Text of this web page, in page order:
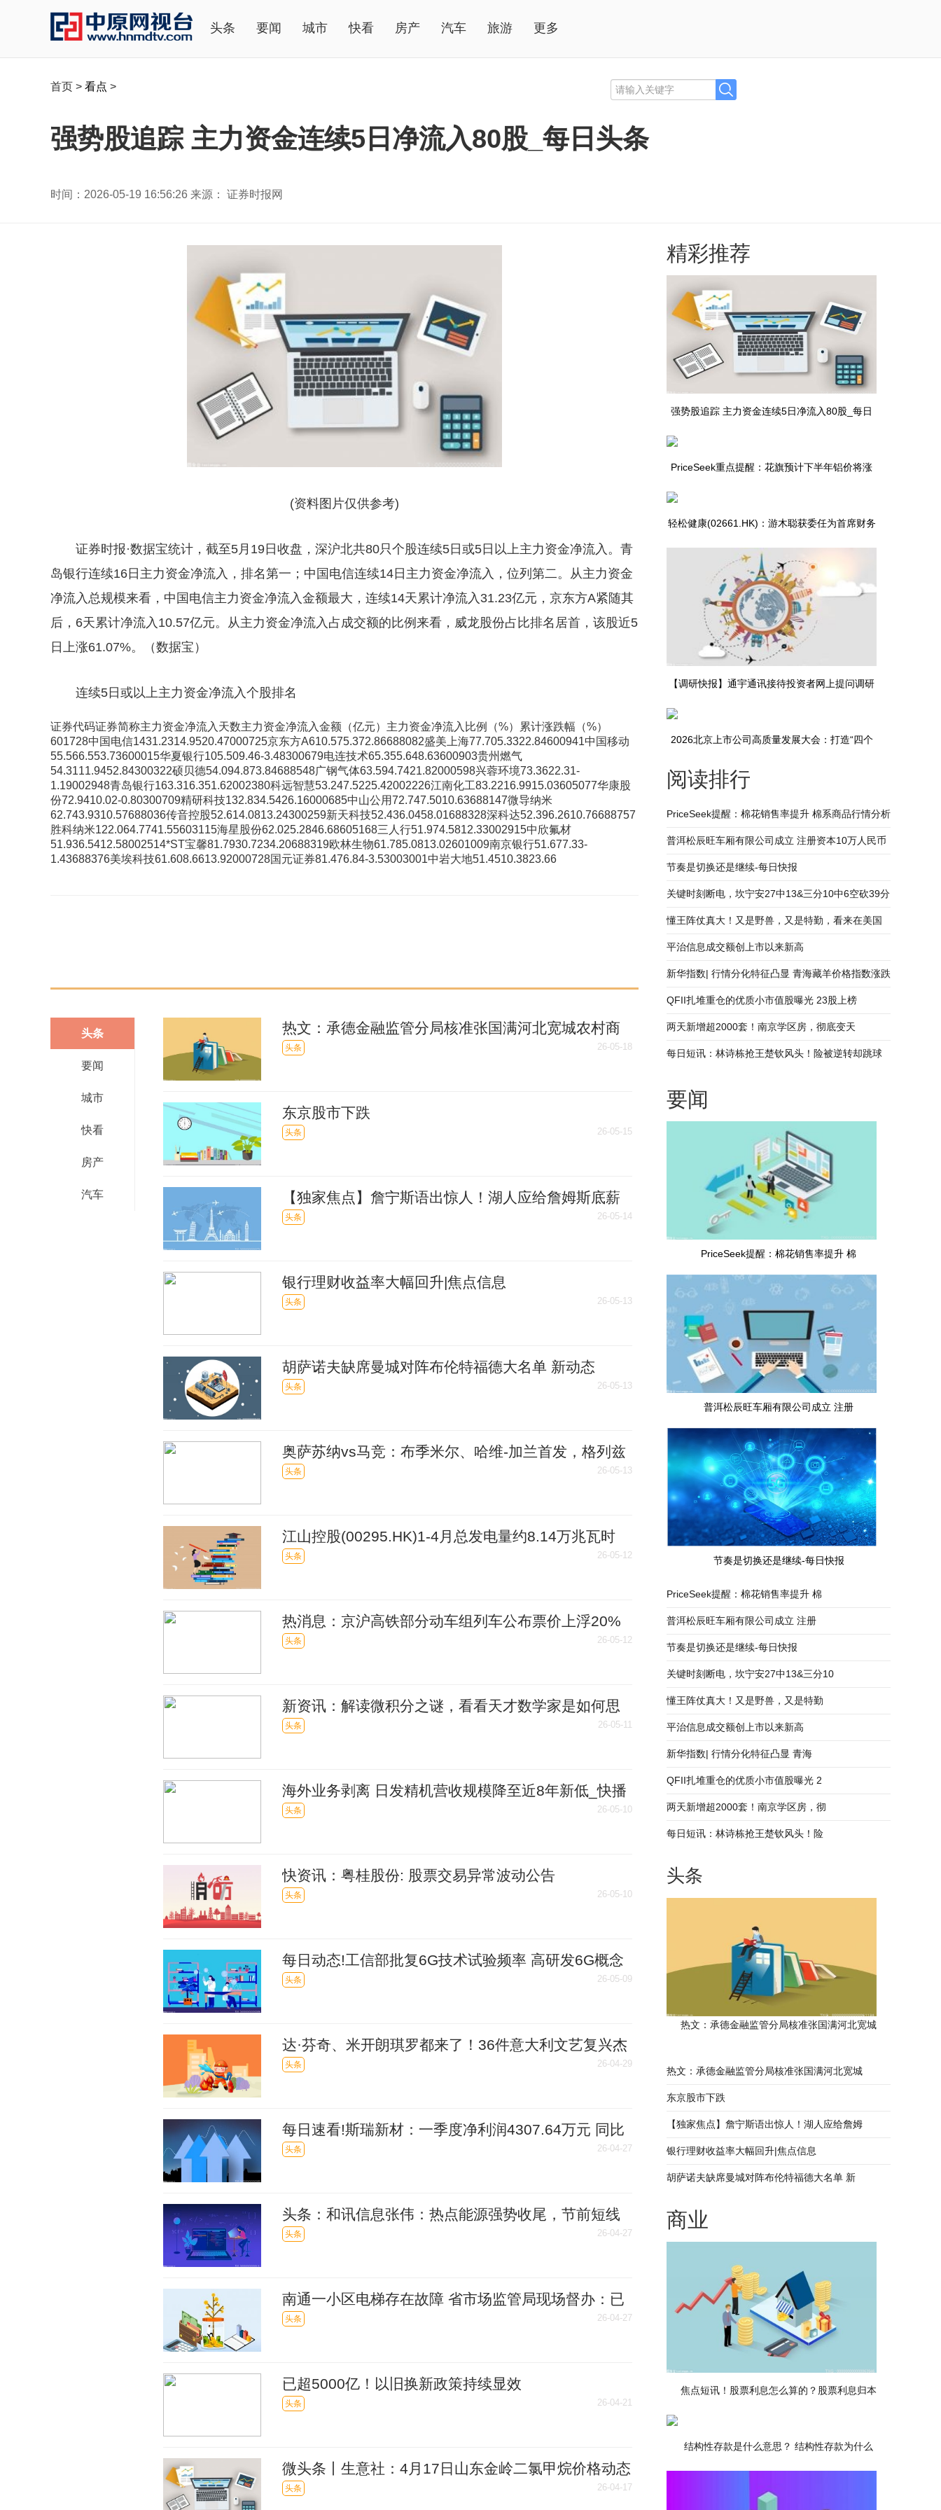
头条 要闻 城市 快看 房产 汽车 旅游 更多
首页 > 看点 >
强势股追踪 主力资金连续5日净流入80股_每日头条
时间：2026-05-19 16:56:26 来源： 证券时报网
(资料图片仅供参考)
证券时报·数据宝统计，截至5月19日收盘，深沪北共80只个股连续5日或5日以上主力资金净流入。青
岛银行连续16日主力资金净流入，排名第一；中国电信连续14日主力资金净流入，位列第二。从主力资金
净流入总规模来看，中国电信主力资金净流入金额最大，连续14天累计净流入31.23亿元，京东方A紧随其
后，6天累计净流入10.57亿元。从主力资金净流入占成交额的比例来看，威龙股份占比排名居首，该股近5
日上涨61.07%。（数据宝）
连续5日或以上主力资金净流入个股排名
证券代码证券简称主力资金净流入天数主力资金净流入金额（亿元）主力资金净流入比例（%）累计涨跌幅（%）
601728中国电信1431.2314.9520.47000725京东方A610.575.372.86688082盛美上海77.705.3322.84600941中国移动
55.566.553.73600015华夏银行105.509.46-3.48300679电连技术65.355.648.63600903贵州燃气
54.3111.9452.84300322硕贝德54.094.873.84688548广钢气体63.594.7421.82000598兴蓉环境73.3622.31-
1.19002948青岛银行163.316.351.62002380科远智慧53.247.5225.42002226江南化工83.2216.9915.03605077华康股
份72.9410.02-0.80300709精研科技132.834.5426.16000685中山公用72.747.5010.63688147微导纳米
62.743.9310.57688036传音控股52.614.0813.24300259新天科技52.436.0458.01688328深科达52.396.2610.76688757
胜科纳米122.064.7741.55603115海星股份62.025.2846.68605168三人行51.974.5812.33002915中欣氟材
51.936.5412.58002514*ST宝馨81.7930.7234.20688319欧林生物61.785.0813.02601009南京银行51.677.33-
1.43688376美埃科技61.608.6613.92000728国元证券81.476.84-3.53003001中岩大地51.4510.3823.66
头条
要闻
城市
快看
房产
汽车
热文：承德金融监管分局核准张国满河北宽城农村商
业银行股份有限公司董事任职资格
头条 26-05-18
东京股市下跌
头条 26-05-15
【独家焦点】詹宁斯语出惊人！湖人应给詹姆斯底薪
合同，交易东契奇换字母哥？
头条 26-05-14
银行理财收益率大幅回升|焦点信息
头条 26-05-13
胡萨诺夫缺席曼城对阵布伦特福德大名单 新动态
头条 26-05-13
奥萨苏纳vs马竞：布季米尔、哈维-加兰首发，格列兹
曼、科克出战_每日看点
头条 26-05-13
江山控股(00295.HK)1-4月总发电量约8.14万兆瓦时
头条 26-05-12
热消息：京沪高铁部分动车组列车公布票价上浮20%
头条 26-05-12
新资讯：解读微积分之谜，看看天才数学家是如何思
考的！
头条 26-05-11
海外业务剥离 日发精机营收规模降至近8年新低_快播
头条 26-05-10
快资讯：粤桂股份: 股票交易异常波动公告
头条 26-05-10
每日动态!工信部批复6G技术试验频率 高研发6G概念
股揭晓
头条 26-05-09
达·芬奇、米开朗琪罗都来了！36件意大利文艺复兴杰
作亮相中国美术馆
头条 26-04-29
每日速看!斯瑞新材：一季度净利润4307.64万元 同比
增长33.24%
头条 26-04-27
头条：和讯信息张伟：热点能源强势收尾，节前短线
该如何布局？
头条 26-04-27
南通一小区电梯存在故障 省市场监管局现场督办：已
整改到位
头条 26-04-27
已超5000亿！以旧换新政策持续显效
头条 26-04-21
微头条丨生意社：4月17日山东金岭二氯甲烷价格动态
头条 26-04-17
精彩推荐
强势股追踪 主力资金连续5日净流入80股_每日
PriceSeek重点提醒：花旗预计下半年铝价将涨
轻松健康(02661.HK)：游木聪获委任为首席财务
官_当前信息
【调研快报】通宇通讯接待投资者网上提问调研
2026北京上市公司高质量发展大会：打造“四个
平台” 多项成果集中发布|观点
阅读排行
PriceSeek提醒：棉花销售率提升 棉系商品行情分析
普洱松辰旺车厢有限公司成立 注册资本10万人民币
节奏是切换还是继续-每日快报
关键时刻断电，坎宁安27中13&三分10中6空砍39分
7板9助2断_热议
懂王阵仗真大！又是野兽，又是特勤，看来在美国
被打怕了_每日速读
平治信息成交额创上市以来新高
新华指数| 行情分化特征凸显 青海藏羊价格指数涨跌
互现
QFII扎堆重仓的优质小市值股曝光 23股上榜
两天新增超2000套！南京学区房，彻底变天
每日短讯：林诗栋抢王楚钦风头！险被逆转却跳球
要闻
PriceSeek提醒：棉花销售率提升 棉
普洱松辰旺车厢有限公司成立 注册
节奏是切换还是继续-每日快报
PriceSeek提醒：棉花销售率提升 棉
普洱松辰旺车厢有限公司成立 注册
节奏是切换还是继续-每日快报
关键时刻断电，坎宁安27中13&三分10
懂王阵仗真大！又是野兽，又是特勤
平治信息成交额创上市以来新高
新华指数| 行情分化特征凸显 青海
QFII扎堆重仓的优质小市值股曝光 2
两天新增超2000套！南京学区房，彻
每日短讯：林诗栋抢王楚钦风头！险
头条
热文：承德金融监管分局核准张国满河北宽城
热文：承德金融监管分局核准张国满河北宽城
东京股市下跌
【独家焦点】詹宁斯语出惊人！湖人应给詹姆
银行理财收益率大幅回升|焦点信息
胡萨诺夫缺席曼城对阵布伦特福德大名单 新
商业
焦点短讯！股票利息怎么算的？股票利息归本
结构性存款是什么意思？ 结构性存款为什么